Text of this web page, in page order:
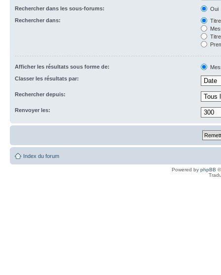
Rechercher dans les sous-forums:
Oui
Rechercher dans:
Afficher les résultats sous forme de:
Classer les résultats par:
Rechercher depuis:
Renvoyer les:
Index du forum
Powered by phpBB